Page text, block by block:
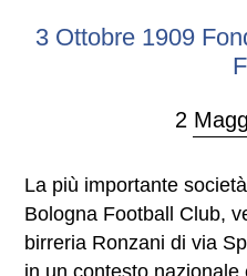
3 Ottobre 1909
2
La più importante
Bologna Football Club,
birreria Ronzani di via
in un contesto